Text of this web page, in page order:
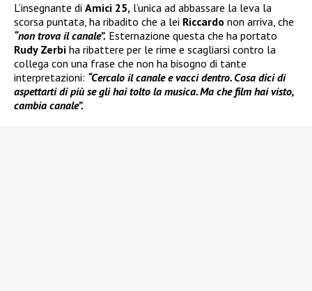
L’insegnante di Amici 25, l’unica ad abbassare la leva la
scorsa puntata, ha ribadito che a lei Riccardo non arriva, che
“non trova il canale”. Esternazione questa che ha portato
Rudy Zerbi ha ribattere per le rime e scagliarsi contro la
collega con una frase che non ha bisogno di tante
interpretazioni: “Cercalo il canale e vacci dentro. Cosa dici di
aspettarti di più se gli hai tolto la musica. Ma che film hai visto,
cambia canale”.